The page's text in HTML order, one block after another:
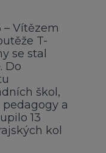
– Vítězem
T-
se stal
Do
škol,
a
13
kol